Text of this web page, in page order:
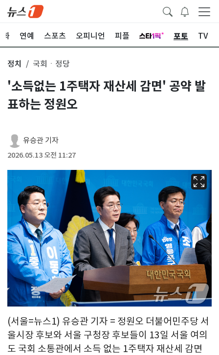
화 연예 스포츠 오피니언 피플 포토 TV
정치 국회ㆍ정당
'소득없는 1주택자 재산세 감면' 공약 발
표하는 정원오
유승관 기자
2026.05.13 오전 11:27
(서울=뉴스1) 유승관 기자 = 정원오 더불어민주당 서
울시장 후보와 서울 구청장 후보들이 13일 서울 여의
도 국회 소통관에서 소득 없는 1주택자 재산세 감면